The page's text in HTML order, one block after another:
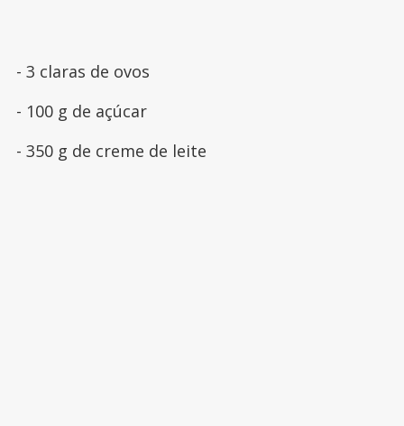
- 3 claras de ovos
- 100 g de açúcar
- 350 g de creme de leite